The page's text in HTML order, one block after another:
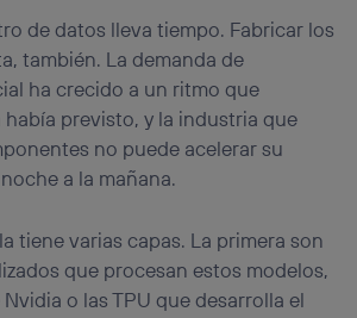
de datos lleva tiempo. Fabricar los
también. La demanda de
ha crecido a un ritmo que
previsto, y la industria que
no puede acelerar su
a la mañana.
tiene varias capas. La primera son
que procesan estos modelos,
o las TPU que desarrolla el